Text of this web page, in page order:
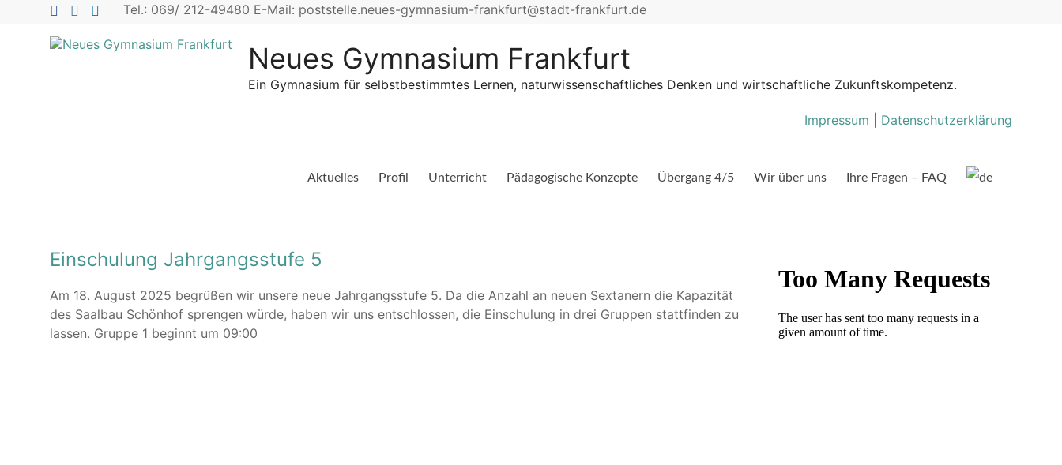
springen
Tel.: 069/ 212-49480 E-Mail: poststelle.neues-gymnasium-frankfurt@stadt-frankfurt.de
Neues Gymnasium Frankfurt
Ein Gymnasium für selbstbestimmtes Lernen, naturwissenschaftliches Denken und wirtschaftliche Zukunftskompetenz.
Impressum Datenschutzerklärung
Aktuelles Profil Unterricht Pädagogische Konzepte Übergang 4/5 Wir über uns Ihre Fragen – FAQ
Einschulung Jahrgangsstufe 5
Am 18. August 2025 begrüßen wir unsere neue Jahrgangsstufe 5. Da die Anzahl an neuen Sextanern die Kapazität
des Saalbau Schönhof sprengen würde, haben wir uns entschlossen, die Einschulung in drei Gruppen stattfinden zu
lassen. Gruppe 1 beginnt um 09:00